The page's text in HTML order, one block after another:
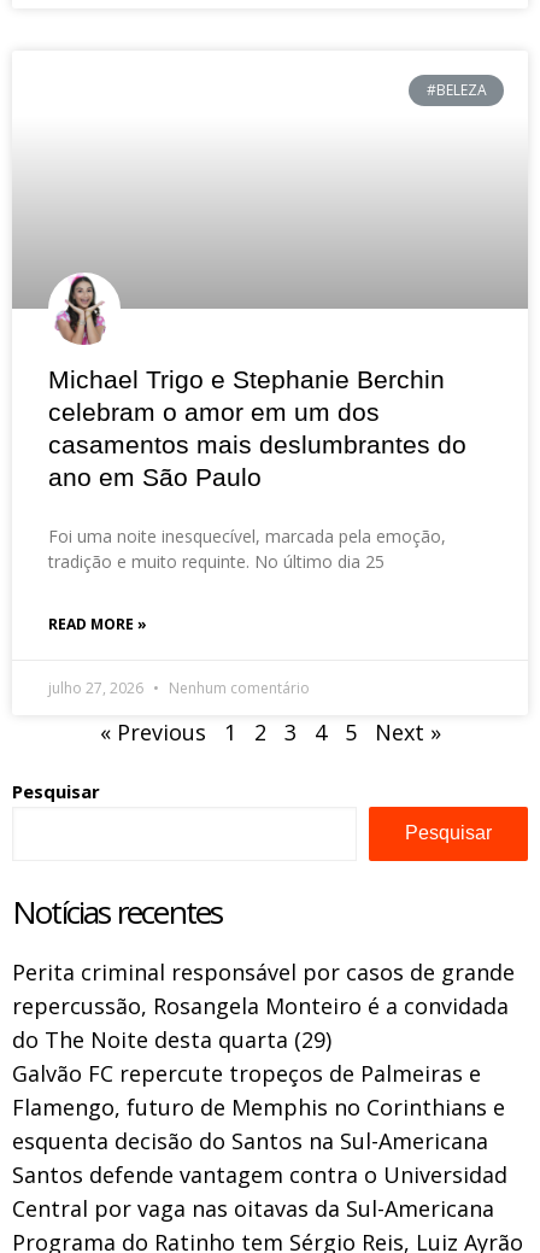
#BELEZA
Michael Trigo e Stephanie Berchin
celebram o amor em um dos
casamentos mais deslumbrantes do
ano em São Paulo
Foi uma noite inesquecível, marcada pela emoção,
tradição e muito requinte. No último dia 25
READ MORE »
julho 27, 2026 Nenhum comentário
« Previous 1 2 3 4 5 Next »
Pesquisar
Pesquisar
Notícias recentes
Perita criminal responsável por casos de grande
repercussão, Rosangela Monteiro é a convidada
do The Noite desta quarta (29)
Galvão FC repercute tropeços de Palmeiras e
Flamengo, futuro de Memphis no Corinthians e
esquenta decisão do Santos na Sul-Americana
Santos defende vantagem contra o Universidad
Central por vaga nas oitavas da Sul-Americana
Programa do Ratinho tem Sérgio Reis, Luiz Ayrão